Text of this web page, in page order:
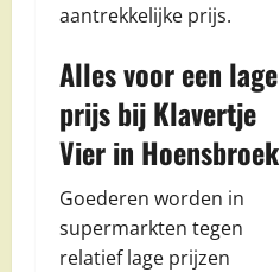
aantrekkelijke prijs.
Alles voor een lage
prijs bij Klavertje
Vier in Hoensbroek
Goederen worden in
supermarkten tegen
relatief lage prijzen